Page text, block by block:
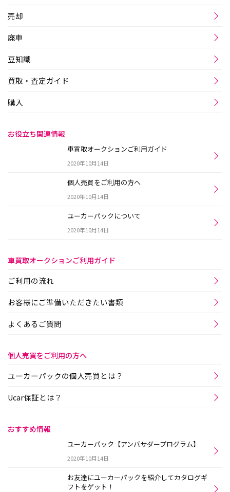
売却
廃車
豆知識
買取・査定ガイド
購入
お役立ち関連情報
車買取オークションご利用ガイド
2020年10月14日
個人売買をご利用の方へ
2020年10月14日
ユーカーパックについて
2020年10月14日
車買取オークションご利用ガイド
ご利用の流れ
お客様にご準備いただきたい書類
よくあるご質問
個人売買をご利用の方へ
ユーカーパックの個人売買とは？
Ucar保証とは？
おすすめ情報
ユーカーパック【アンバサダープログラム】
2020年10月14日
お友達にユーカーパックを紹介してカタログギ
フトをゲット！